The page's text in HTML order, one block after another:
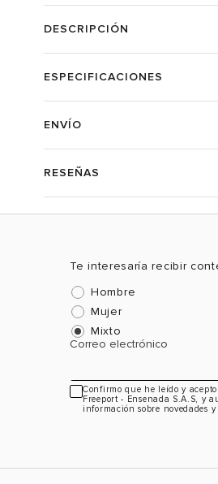
DESCRIPCIÓN
ESPECIFICACIONES
ENVÍO
RESEÑAS
Te interesaría recibir
Hombre
Mujer
Mixto
Correo electrónico
Confirmo que he leído y
Freeport - Ensenada S.A.S, y
información sobre novedades